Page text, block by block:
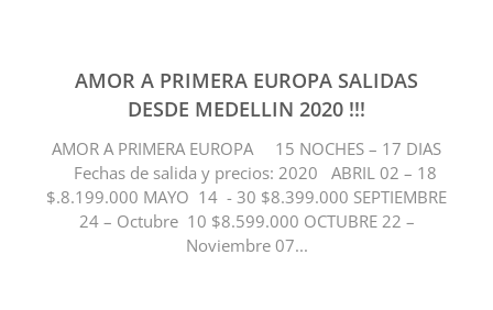
AMOR A PRIMERA EUROPA SALIDAS
DESDE MEDELLIN 2020 !!!
AMOR A PRIMERA EUROPA 15 NOCHES – 17 DIAS
Fechas de salida y precios: 2020 ABRIL 02 – 18
$.8.199.000 MAYO 14 - 30 $8.399.000 SEPTIEMBRE
24 – Octubre 10 $8.599.000 OCTUBRE 22 –
Noviembre 07...